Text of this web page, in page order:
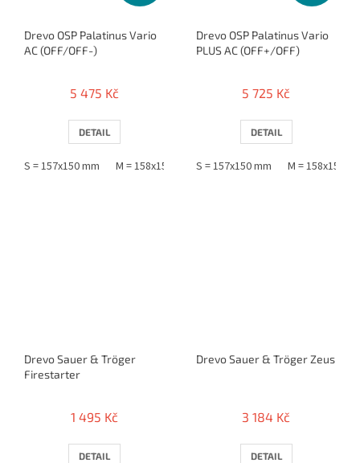
Drevo OSP Palatinus Vario
AC (OFF/OFF-)
5 475 Kč
DETAIL
S = 157x150 mm M = 158x150 mm L = 159x150 mm
Drevo OSP Palatinus Vario
PLUS AC (OFF+/OFF)
5 725 Kč
DETAIL
S = 157x150 mm M = 158x150
Drevo Sauer & Tröger
Firestarter
1 495 Kč
DETAIL
Drevo Sauer & Tröger Zeus
3 184 Kč
DETAIL